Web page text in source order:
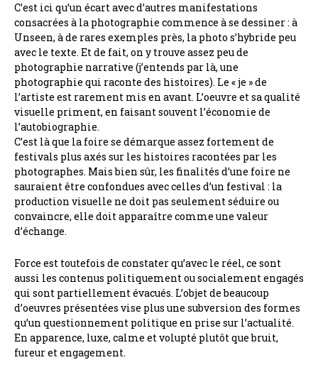
C’est ici qu’un écart avec d’autres manifestations
consacrées à la photographie commence à se dessiner : à
Unseen, à de rares exemples près, la photo s’hybride peu
avec le texte. Et de fait, on y trouve assez peu de
photographie narrative (j’entends par là, une
photographie qui raconte des histoires). Le « je » de
l’artiste est rarement mis en avant. L’oeuvre et sa qualité
visuelle priment, en faisant souvent l’économie de
l’autobiographie.
C’est là que la foire se démarque assez fortement de
festivals plus axés sur les histoires racontées par les
photographes. Mais bien sûr, les finalités d’une foire ne
sauraient être confondues avec celles d’un festival : la
production visuelle ne doit pas seulement séduire ou
convaincre, elle doit apparaître comme une valeur
d’échange.
Force est toutefois de constater qu’avec le réel, ce sont
aussi les contenus politiquement ou socialement engagés
qui sont partiellement évacués. L’objet de beaucoup
d’oeuvres présentées vise plus une subversion des formes
qu’un questionnement politique en prise sur l’actualité.
En apparence, luxe, calme et volupté plutôt que bruit,
fureur et engagement.